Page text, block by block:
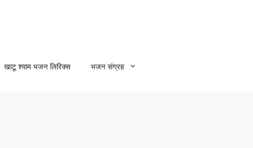
खाटू श्याम भजन लिरिक्स भजन संग्रह